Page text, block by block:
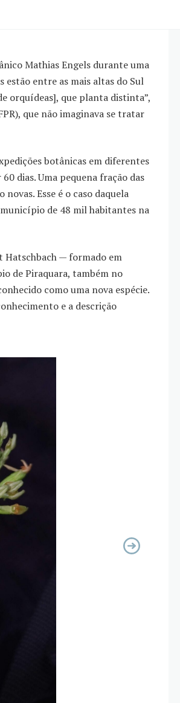
Mathias Engels durante uma
estão entre as mais altas do Sul
orquídeas], que planta distinta”,
que não imaginava se tratar
botânicas em diferentes
dias. Uma pequena fração das
Esse é o caso daquela
de 48 mil habitantes na
Hatschbach — formado em
de Piraquara, também no
como uma nova espécie.
e a descrição